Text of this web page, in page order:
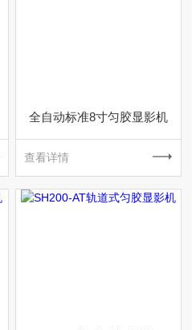
全自动标准8寸匀胶显影机
查看详情